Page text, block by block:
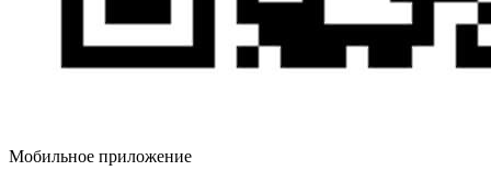
Мобильное приложение